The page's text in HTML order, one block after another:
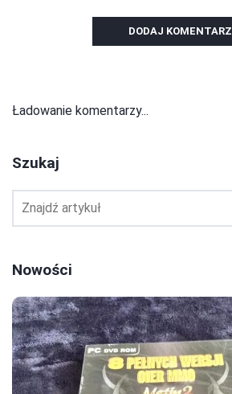
DODAJ KOMENTARZ
Ładowanie komentarzy...
Szukaj
Nowości